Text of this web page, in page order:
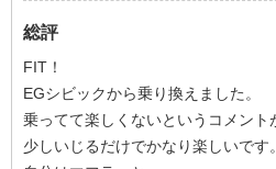
総評
FIT！
EGシビックから乗り換えました。
乗ってて楽しくないというコメント
少しいじるだけでかなり楽しいです。